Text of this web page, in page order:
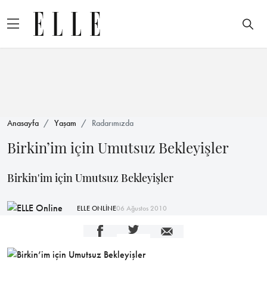
Anasayfa Yaşam Radarımızda
Birkin’im için Umutsuz Bekleyişler
Birkin'im için Umutsuz Bekleyişler
ELLE ONLİNE06 Ağustos 2010